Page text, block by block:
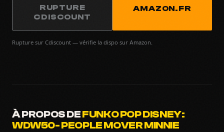
RUPTURE
CDISCOUNT
AMAZON.FR
Rupture sur Cdiscount — vérifie la dispo sur Amazon.
À PROPOS DEFUNKO POP DISNEY:
WDW50- PEOPLE MOVER MINNIE